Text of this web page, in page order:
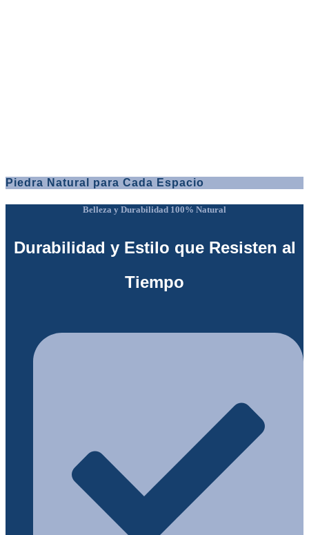
Piedra Natural para Cada Espacio
Belleza y Durabilidad 100% Natural
Durabilidad y Estilo que Resisten al
Tiempo